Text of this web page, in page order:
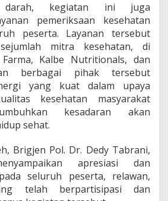
kegiatan ini juga
pemeriksaan kesehatan
peserta. Layanan tersebut
mitra kesehatan, di
Kalbe Nutritionals, dan
berbagai pihak tersebut
yang kuat dalam upaya
kesehatan masyarakat
kesadaran akan
sehat.
Brigjen Pol. Dr. Dedy Tabrani,
apresiasi dan
seluruh peserta, relawan,
telah berpartisipasi dan